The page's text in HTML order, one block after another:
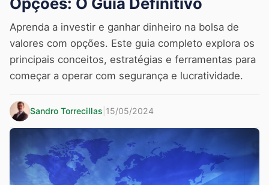
Aprenda a investir e ganhar dinheiro na bolsa de
valores com opções. Este guia completo explora os
principais conceitos, estratégias e ferramentas para
começar a operar com segurança e lucratividade.
Sandro Torrecillas 15/05/2024